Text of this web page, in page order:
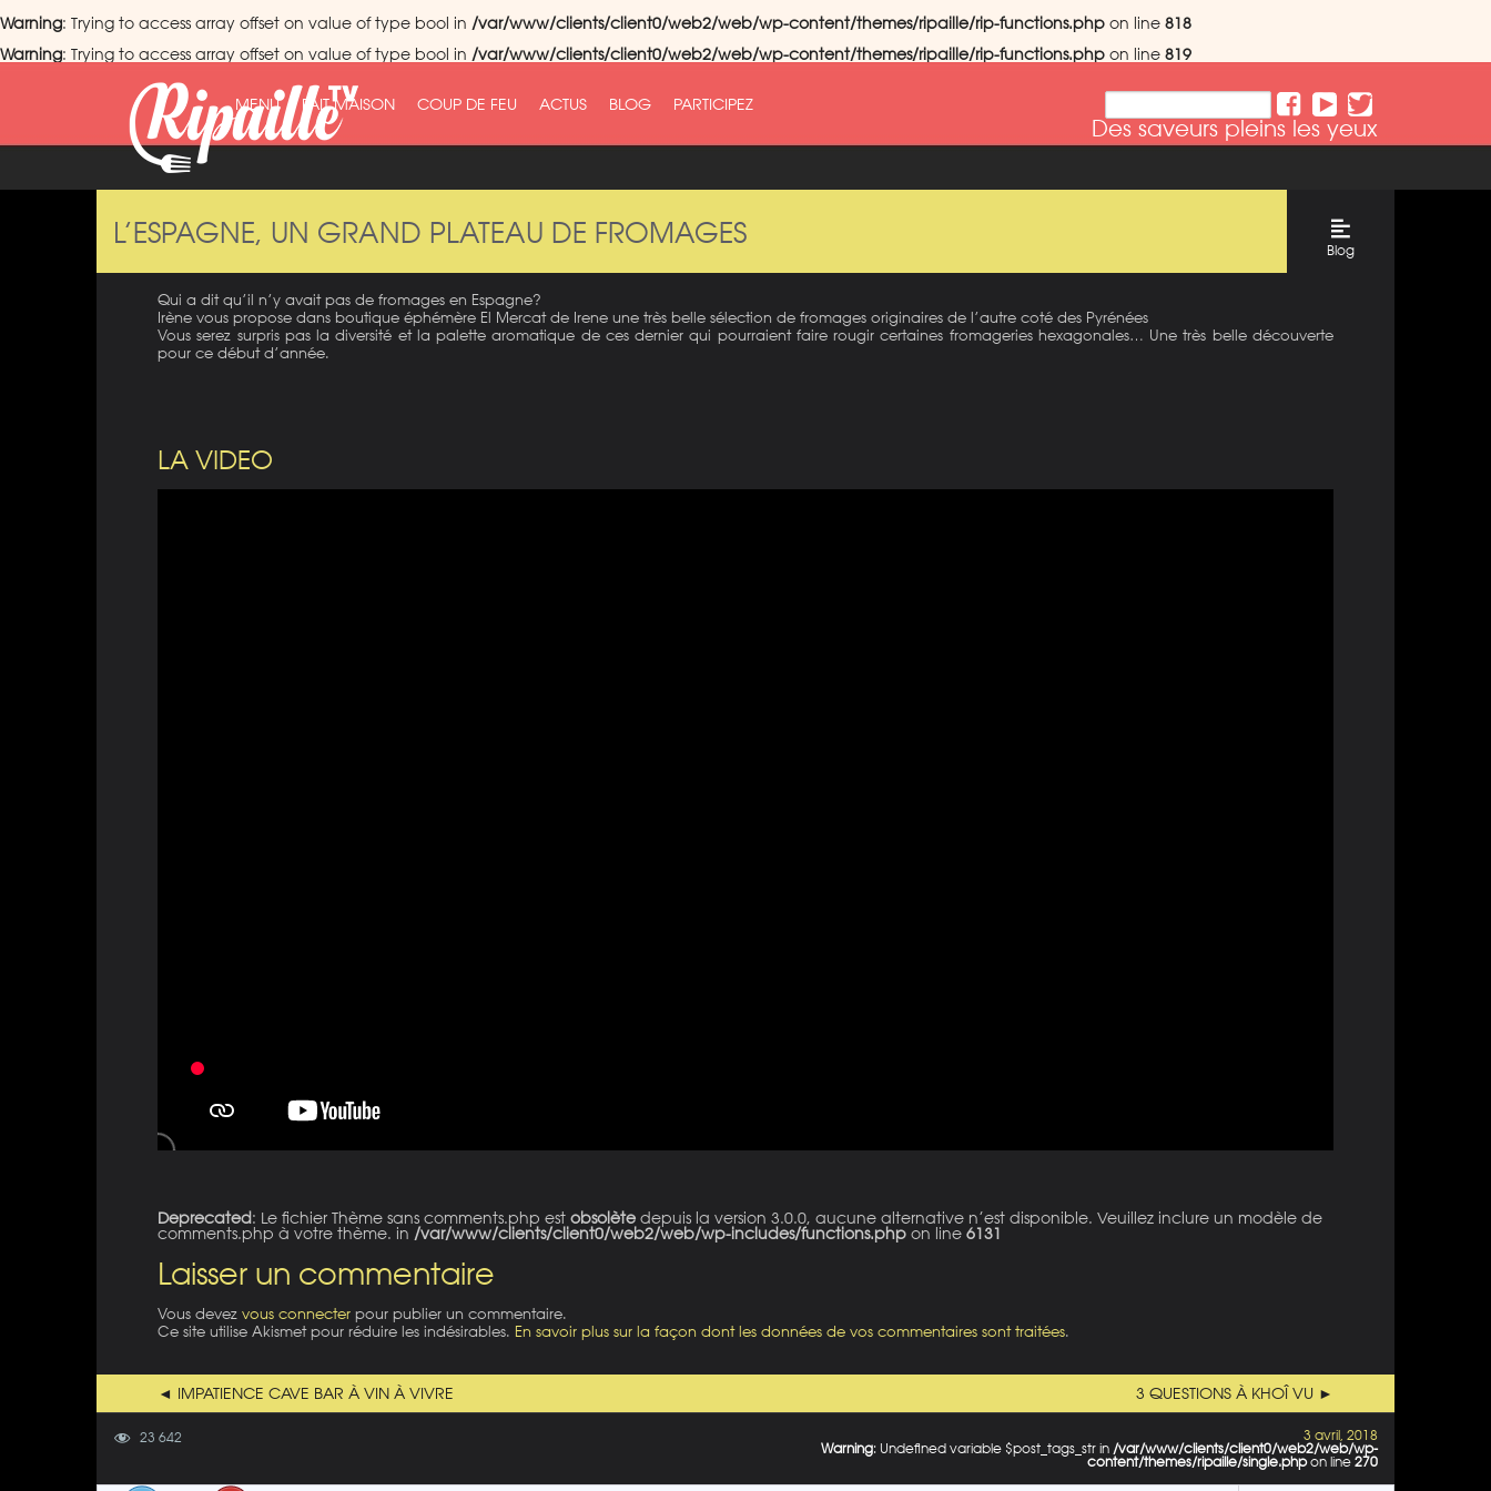
Warning: Trying to access array offset on value of type bool in /var/www/clients/client0/web2/web/wp-content/themes/ripaille/rip-functions.php on line 818
Warning: Trying to access array offset on value of type bool in /var/www/clients/client0/web2/web/wp-content/themes/ripaille/rip-functions.php on line 819
Des saveurs pleins les yeux
MENU FAIT MAISON COUP DE FEU ACTUS BLOG PARTICIPEZ
L’ESPAGNE, UN GRAND PLATEAU DE FROMAGES
Blog
Qui a dit qu’il n’y avait pas de fromages en Espagne?
Irène vous propose dans boutique éphémère El Mercat de Irene une très belle sélection de fromages originaires de l’autre coté des Pyrénées
Vous serez surpris pas la diversité et la palette aromatique de ces dernier qui pourraient faire rougir certaines fromageries hexagonales… Une très belle découverte
pour ce début d’année.
LA VIDEO
Deprecated: Le fichier Thème sans comments.php est obsolète depuis la version 3.0.0, aucune alternative n’est disponible. Veuillez inclure un modèle de
comments.php à votre thème. in /var/www/clients/client0/web2/web/wp-includes/functions.php on line 6131
Laisser un commentaire
Vous devez vous connecter pour publier un commentaire.
Ce site utilise Akismet pour réduire les indésirables. En savoir plus sur la façon dont les données de vos commentaires sont traitées.
◄ IMPATIENCE CAVE BAR À VIN À VIVRE 3 QUESTIONS À KHOÎ VU ►
23 642
3 avril, 2018
Warning: Undefined variable $post_tags_str in /var/www/clients/client0/web2/web/wp-
content/themes/ripaille/single.phpon line 270